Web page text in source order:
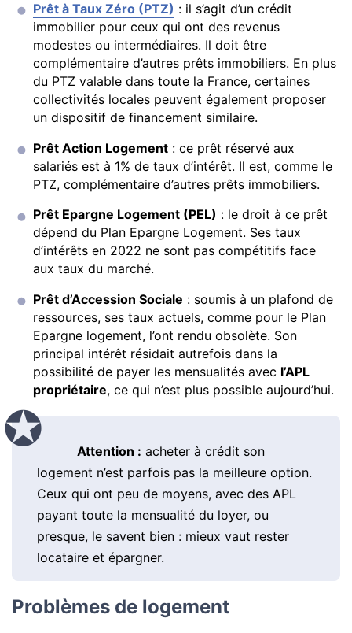
Prêt à Taux Zéro (PTZ) : il s’agit d’un crédit
immobilier pour ceux qui ont des revenus
modestes ou intermédiaires. Il doit être
complémentaire d’autres prêts immobiliers. En plus
du PTZ valable dans toute la France, certaines
collectivités locales peuvent également proposer
un dispositif de financement similaire.
Prêt Action Logement : ce prêt réservé aux
salariés est à 1% de taux d’intérêt. Il est, comme le
PTZ, complémentaire d’autres prêts immobiliers.
Prêt Epargne Logement (PEL) : le droit à ce prêt
dépend du Plan Epargne Logement. Ses taux
d’intérêts en 2022 ne sont pas compétitifs face
aux taux du marché.
Prêt d’Accession Sociale : soumis à un plafond de
ressources, ses taux actuels, comme pour le Plan
Epargne logement, l’ont rendu obsolète. Son
principal intérêt résidait autrefois dans la
possibilité de payer les mensualités avec l’APL
propriétaire, ce qui n’est plus possible aujourd’hui.
Attention : acheter à crédit son
logement n’est parfois pas la meilleure option.
Ceux qui ont peu de moyens, avec des APL
payant toute la mensualité du loyer, ou
presque, le savent bien : mieux vaut rester
locataire et épargner.
Problèmes de logement